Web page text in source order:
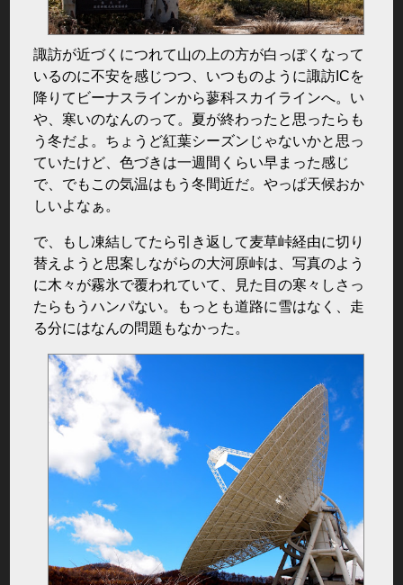
諏訪が近づくにつれて山の上の方が白っぽくなって
いるのに不安を感じつつ、いつものように諏訪ICを
降りてビーナスラインから蓼科スカイラインへ。い
や、寒いのなんのって。夏が終わったと思ったらも
う冬だよ。ちょうど紅葉シーズンじゃないかと思っ
ていたけど、色づきは一週間くらい早まった感じ
で、でもこの気温はもう冬間近だ。やっぱ天候おか
しいよなぁ。
で、もし凍結してたら引き返して麦草峠経由に切り
替えようと思案しながらの大河原峠は、写真のよう
に木々が霧氷で覆われていて、見た目の寒々しさっ
たらもうハンパない。もっとも道路に雪はなく、走
る分にはなんの問題もなかった。